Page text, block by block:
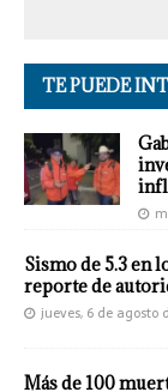
TE PUEDE
Sismo de 5.3 en
reporte de
jueves, 6 de agosto
Más de 100